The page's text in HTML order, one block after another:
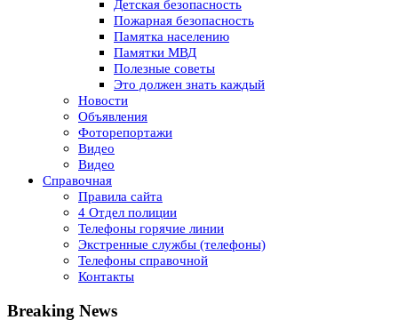
Детская безопасность
Пожарная безопасность
Памятка населению
Памятки МВД
Полезные советы
Это должен знать каждый
Новости
Объявления
Фоторепортажи
Видео
Видео
Справочная
Правила сайта
4 Отдел полиции
Телефоны горячие линии
Экстренные службы (телефоны)
Телефоны справочной
Контакты
Breaking News